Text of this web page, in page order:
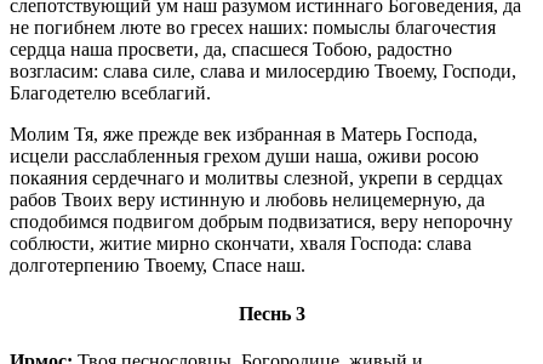
слепотствующий ум наш разумом истиннаго Боговедения, да
не погибнем люте во гресех наших: помыслы благочестия
сердца наша просвети, да, спасшеся Тобою, радостно
возгласим: слава силе, слава и милосердию Твоему, Господи,
Благодетелю всеблагий.
Молим Тя, яже прежде век избранная в Матерь Господа,
исцели расслабленныя грехом души наша, оживи росою
покаяния сердечнаго и молитвы слезной, укрепи в сердцах
рабов Твоих веру истинную и любовь нелицемерную, да
сподобимся подвигом добрым подвизатися, веру непорочну
соблюсти, житие мирно скончати, хваля Господа: слава
долготерпению Твоему, Спасе наш.
Песнь 3